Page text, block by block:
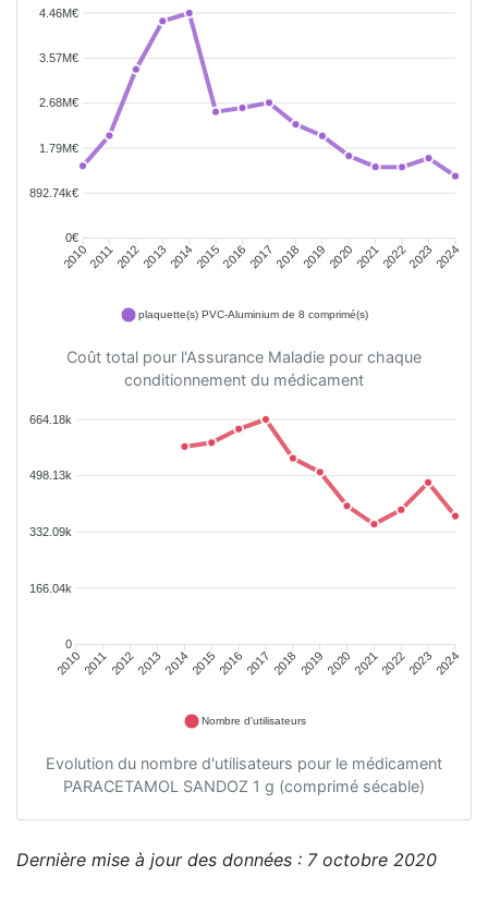
4.46M€
3.57M€
2.68M€
1.79M€
892.74k€
0€
201020112012201320142015201620172018201920202021202220232024
plaquette(s) PVC-Aluminium de 8 comprimé(s)
Coût total pour l'Assurance Maladie pour chaque
conditionnement du médicament
664.18k
498.13k
332.09k
166.04k
0
20102011201220132014201520162017 2018 201920202021202220232024
Nombre d'utilisateurs
Evolution du nombre d'utilisateurs pour le médicament
PARACETAMOL SANDOZ 1 g (comprimé sécable)
Dernière mise à jour des données : 7 octobre 2020